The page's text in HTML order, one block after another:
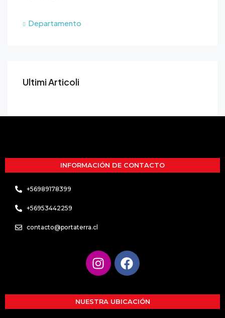
Departamento
Ultimi Articoli
INFORMACIÓN DE CONTACTO
+56989178399
+56953442259
contacto@portaterra.cl
NUESTRA UBICACIÓN